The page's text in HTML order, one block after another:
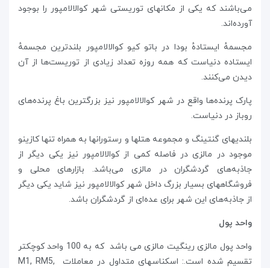
می‌باشند که یکی از مکانهای توریستی شهر کوالالامپور را بوجود
آورده‌اند.
مجسمهٔ ایستادهٔ بودا در باتو کیو کوالالامپور بلندترین مجسمهٔ
ایستاده دنیاست که همه روزه تعداد زیادی از توریست‌ها از آن
دیدن می‌کنند.
پارک پرنده‌ها واقع در شهر کوالالامپور نیز بزرگترین باغ پرنده‌های
روباز در دنیاست.
بلندیهای گنتینگ و مجموعه هتلها و رستورانها به همراه تنها کازینو
موجود در مالزی در فاصله کمی از کوالالامپور نیز یکی دیگر از
جاذبه‌های گردشگران در مالزی می‌باشد. بازارهای محلی و
فروشگاههای بسیار بزرگ داخل شهر کوالالامپور نیز شاید یکی دیگر
از جاذبه‌های این شهر برای عده‌ای از گردشگران باشد.
واحد پول
واحد پول مالزی رینگیت مالزی می باشد که به 100 واحد کوچکتر
تقسیم شده است.: اسکناسهای متداول در معاملات M1, RM5,